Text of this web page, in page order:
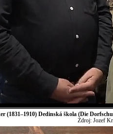
(1831–1910) Dedinská škola (Die
Zdroj: Jozef